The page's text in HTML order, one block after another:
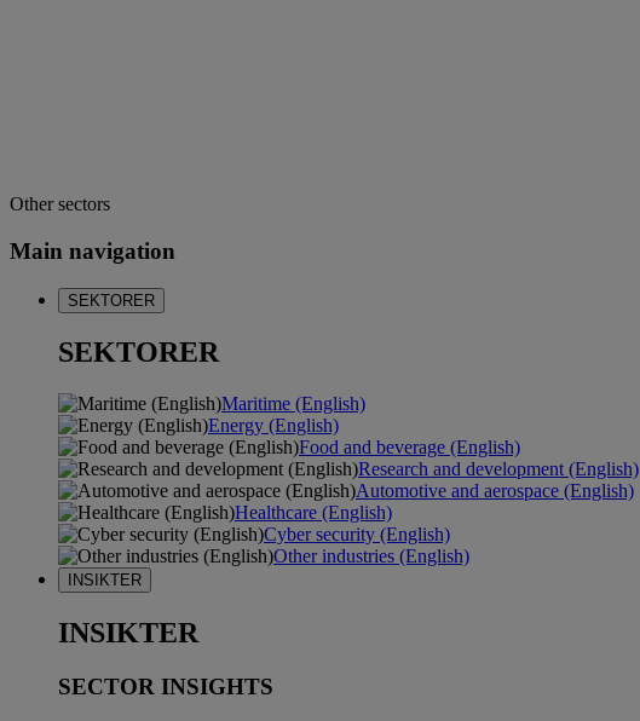
Other sectors
Main navigation
SEKTORER
SEKTORER
Maritime (English)
Energy (English)
Food and beverage (English)
Research and development (English)
Automotive and aerospace (English)
Healthcare (English)
Cyber security (English)
Other industries (English)
INSIKTER
INSIKTER
SECTOR INSIGHTS